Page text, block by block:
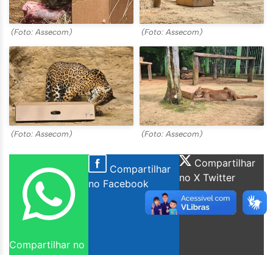
(Foto: Assecom) (Foto: Assecom)
(Foto: Assecom) (Foto: Assecom)
Compartilhar no
Compartilhar
no Facebook
Compartilhar
no X Twitter